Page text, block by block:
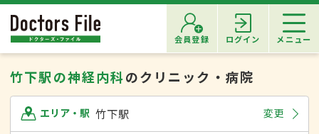
会員登録 ログイン メニュー
竹下駅の神経内科のクリニック・病院
エリア・駅 竹下駅 変更